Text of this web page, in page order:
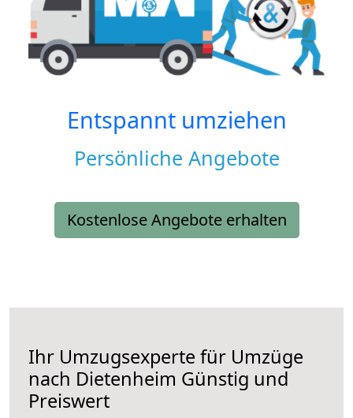
Entspannt umziehen
Persönliche Angebote
Kostenlose Angebote erhalten
Ihr Umzugsexperte für Umzüge
nach Dietenheim Günstig und
Preiswert